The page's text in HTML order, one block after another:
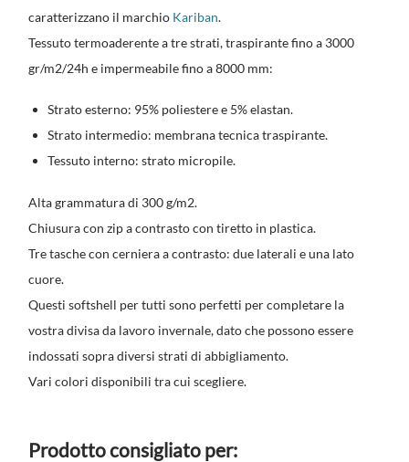
caratterizzano il marchio Kariban.
Tessuto termoaderente a tre strati, traspirante fino a 3000
gr/m2/24h e impermeabile fino a 8000 mm:
Strato esterno: 95% poliestere e 5% elastan.
Strato intermedio: membrana tecnica traspirante.
Tessuto interno: strato micropile.
Alta grammatura di 300 g/m2.
Chiusura con zip a contrasto con tiretto in plastica.
Tre tasche con cerniera a contrasto: due laterali e una lato
cuore.
Questi softshell per tutti sono perfetti per completare la
vostra divisa da lavoro invernale, dato che possono essere
indossati sopra diversi strati di abbigliamento.
Vari colori disponibili tra cui scegliere.
Prodotto consigliato per: